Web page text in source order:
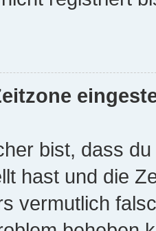
bist, dass
hast und die
vermutlich